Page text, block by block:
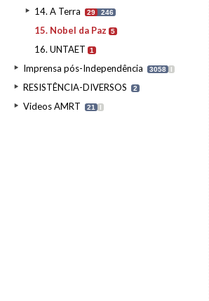
14. A Terra 29 246
15. Nobel da Paz 5
16. UNTAET 1
Imprensa pós-Independência 3058 I
RESISTÊNCIA-DIVERSOS 2
Videos AMRT 21 I